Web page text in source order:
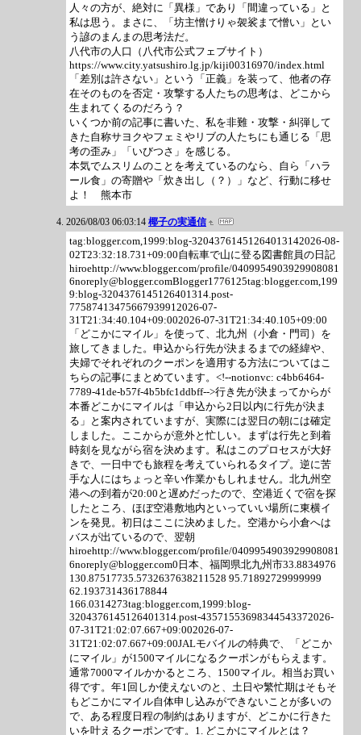
人々の方が、絶対に「異様」であり「間違っている」と
私は思う。まさに、「坊主憎けりゃ袈裟まで憎い」とい
う諺のまんまの思考法だ。
八代市の人口（八代市公式フェブサイト）
https://www.city.yatsushiro.lg.jp/kiji00316970/index.html
「差別は許さない」という「正義」を装って、他者の存
在そのものを否定・攻撃する人たちの思考は、どこから
生まれてくるのだろう？
いくつか前の記事に書いた、私を非難・攻撃・糾弾して
きた自称サヨクやフェミやリブの人たちにも通じる「思
考の歪み」「いびつさ」を感じる。
本気でムスリムのことを考えているのなら、自ら「ハラ
ール食」の寄贈や「炊き出し（？）」など、行動に移せ
よ！ 熊本市
2026/08/03 06:03:14 椰子の実通信
tag:blogger.com,1999:blog-32043761451264013142026-08-
02T23:32:18.731+09:00自転車で山に登る図書館員の日記
hiroehttp://www.blogger.com/profile/0409954903929908081
6noreply@blogger.comBlogger1776125tag:blogger.com,199
9:blog-3204376145126401314.post-
77587413475667939912026-07-
31T21:34:40.104+09:002026-07-31T21:34:40.105+09:00
「どこかにマイル」を使って、北九州（小倉・門司）を
旅してきました。申込から行先が決まるまでの経緯や、
夫婦でそれぞれのクーポンを適用する方法についてはこ
ちらの記事にまとめています。<!--notionvc: c4bb6464-
7789-41de-b57f-4b5bfc1ddbff-->行き先が決まってからが
本番どこかにマイルは「申込から2日以内に行先が決ま
る」と案内されていますが、実際には翌日の朝には確定
しました。ここからが意外と忙しい。まずは行先と到着
時刻を見ながら宿を決めます。私はこのプロセスが大好
きで、一日中でも旅程を考えていられるタイプ。逆に苦
手な人にはちょっと辛い作業かもしれません。北九州空
港への到着が20:00と遅めだったので、空港近くで宿を探
したところ、ほぼ空港敷地内といっていい場所に東横イ
ンを発見。初日はここに決めました。空港から小倉へは
バスが出ているので、翌朝
hiroehttp://www.blogger.com/profile/0409954903929908081
6noreply@blogger.com0日本、福岡県北九州市33.8834976
130.87517735.5732637638211528 95.71892729999999
62.193731436178844
166.0314273tag:blogger.com,1999:blog-
3204376145126401314.post-43571553698344543372026-
07-31T21:02:07.667+09:002026-07-
31T21:02:07.667+09:00JALモバイルの特典で、「どこか
にマイル」が1500マイルになるクーポンがもらえます。
通常7000マイルかかるところ、1500マイル。相当お買い
得です。年1回しか使えないのと、土日や繁忙期はそもそ
もどこかにマイル自体申し込みができないことが多いの
で、ある程度日程の制約はありますが、どこかに行きた
いを叶えるクーポンです。1. どこかにマイルとは？